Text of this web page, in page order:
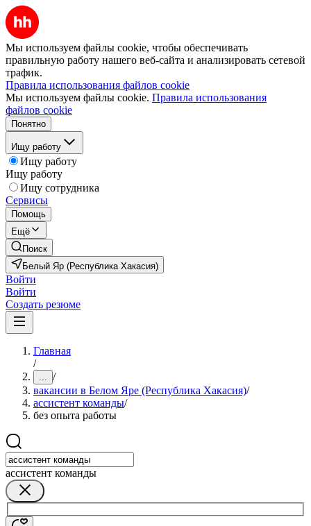
Мы используем файлы cookie, чтобы обеспечивать
правильную работу нашего веб-сайта и анализировать сетевой
трафик.
Правила использования файлов cookie
Мы используем файлы cookie. Правила использования
файлов cookie
Понятно
Ищу работу
Ищу работу
Ищу работу
Ищу сотрудника
Сервисы
Помощь
Ещё
Поиск
Белый Яр (Республика Хакасия)
Войти
Войти
Создать резюме
Главная
/
... /
вакансии в Белом Яре (Республика Хакасия)/
ассистент команды/
без опыта работы
ассистент команды